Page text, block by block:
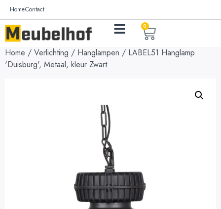
HomeContact
0
Home / Verlichting / Hanglampen / LABEL51 Hanglamp
'Duisburg', Metaal, kleur Zwart